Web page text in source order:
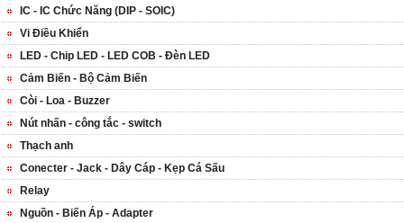
IC - IC Chức Năng (DIP - SOIC)
Vi Điều Khiển
LED - Chip LED - LED COB - Đèn LED
Cảm Biến - Bộ Cảm Biến
Còi - Loa - Buzzer
Nút nhấn - công tắc - switch
Thạch anh
Conecter - Jack - Dây Cáp - Kẹp Cá Sấu
Relay
Nguồn - Biến Áp - Adapter